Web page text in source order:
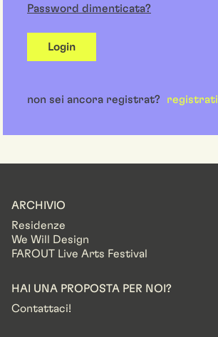
Password dimenticata?
Login
non sei ancora registrat? registrati
ARCHIVIO
Residenze
We Will Design
FAROUT Live Arts Festival
HAI UNA PROPOSTA PER NOI?
Contattaci!